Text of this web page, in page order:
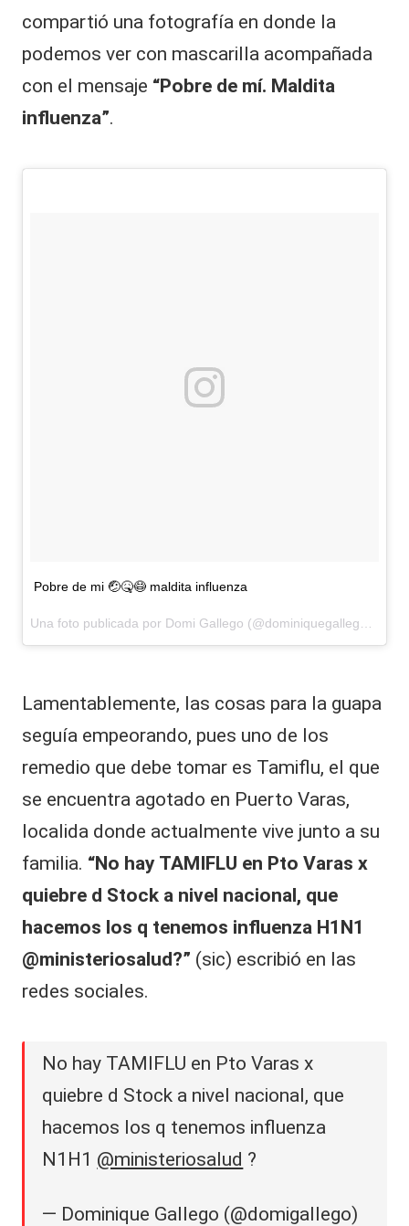
compartió una fotografía en donde la
podemos ver con mascarilla acompañada
con el mensaje “Pobre de mí. Maldita
influenza”.
Pobre de mi 🤕🤒😷 maldita influenza
Lamentablemente, las cosas para la guapa
seguía empeorando, pues uno de los
remedio que debe tomar es Tamiflu, el que
se encuentra agotado en Puerto Varas,
localida donde actualmente vive junto a su
familia. “No hay TAMIFLU en Pto Varas x
quiebre d Stock a nivel nacional, que
hacemos los q tenemos influenza H1N1
@ministeriosalud?” (sic) escribió en las
redes sociales.
No hay TAMIFLU en Pto Varas x
quiebre d Stock a nivel nacional, que
hacemos los q tenemos influenza
N1H1 @ministeriosalud ?
— Dominique Gallego (@domigallego)